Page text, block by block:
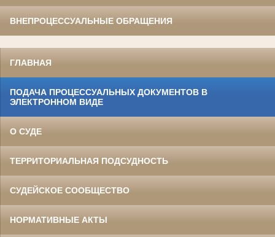
ВНЕПРОЦЕССУАЛЬНЫЕ ОБРАЩЕНИЯ
ГЛАВНАЯ
ПОДАЧА ПРОЦЕССУАЛЬНЫХ ДОКУМЕНТОВ В
ЭЛЕКТРОННОМ ВИДЕ
О СУДЕ
ТЕРРИТОРИАЛЬНАЯ ПОДСУДНОСТЬ
СУДЕЙСКОЕ СООБЩЕСТВО
НОРМАТИВНЫЕ АКТЫ